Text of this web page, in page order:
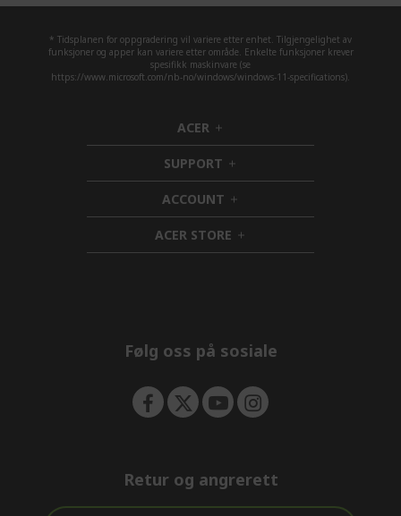
* Tidsplanen for oppgradering vil variere etter enhet. Tilgjengelighet av
funksjoner og apper kan variere etter område. Enkelte funksjoner krever
spesifikk maskinvare (se
https://www.microsoft.com/nb-no/windows/windows-11-specifications).
ACER h
i
d
d
e
n
SUPPORT h
i
d
e
n
ACCOUNT h
i
d
d
ACER STORE h
i
Følg oss på sosiale
Retur og angrerett